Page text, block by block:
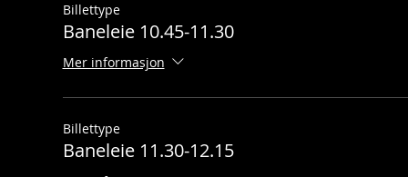
Billettype
Baneleie 10.45-11.30
Mer informasjon
Billettype
Baneleie 11.30-12.15